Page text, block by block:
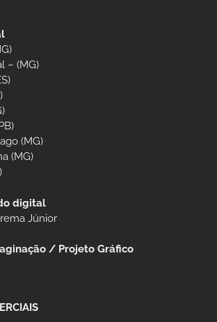
– (MG)
(MG)
(MG)
digital
Júnior
/ Projeto Gráfico